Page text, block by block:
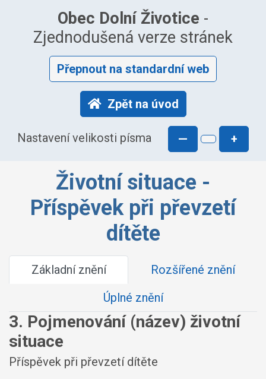
Obec Dolní Životice -
Zjednodušená verze stránek
Přepnout na standardní web
Zpět na úvod
Nastavení velikosti písma — +
Životní situace -
Příspěvek při převzetí
dítěte
Základní znění
Rozšířené znění
Úplné znění
3. Pojmenování (název) životní
situace
Příspěvek při převzetí dítěte